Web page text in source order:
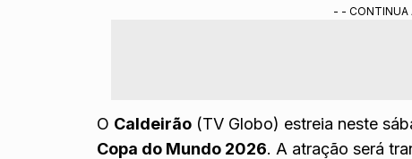
Apresentação musical do Sorriso Maroto e
- - CONTINUA
O Caldeirão (TV Globo) estreia neste
Copa do Mundo 2026. A atração será